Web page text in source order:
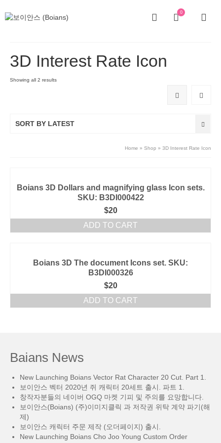
0
3D Interest Rate Icon
Showing all 2 results
SORT BY LATEST
Home » Shop » 3D Interest Rate Icon
Boians 3D Dollars and magnifying glass Icon sets.
SKU: B3DI000422
$20
ADD TO CART
Boians 3D The document Icons set. SKU:
B3DI000326
$20
ADD TO CART
Baians News
New Launching Boians Vector Rat Character 20 Cut. Part 1.
보이안스 벡터 2020년 쥐 캐릭터 20세트 출시. 파트 1.
창작자분들의 네이버 OGQ 마켓 기피 및 주의를 요망합니다.
보이안스(Boians) (주)이미지클릭 과 저작권 위탁 계약 파기(해
제)
보이안스 캐릭터 주문 제작 (오더페이지) 출시.
New Launching Boians Cho Joo Young Custom Order